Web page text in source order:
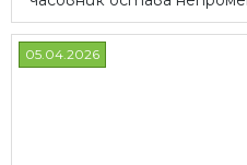
05.04.2026